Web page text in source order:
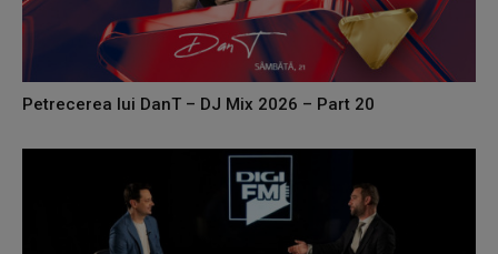
Petrecerea lui DanT – DJ Mix 2026 – Part 20